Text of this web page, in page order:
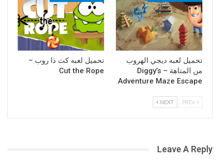
تحميل لعبه ديجي الهروب
من المتاهة – Diggy’s
Adventure Maze Escape
تحميل لعبه كت ذا روب –
Cut the Rope
NEXT
Leave A Reply